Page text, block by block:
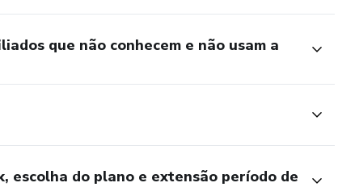
que não conhecem e não usam a
escolha do plano e extensão período de